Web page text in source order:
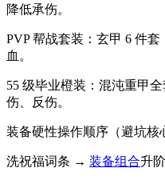
降低承伤。
PVP 帮战套装：玄甲 6 件
血。
55 级毕业橙装：混沌重甲
伤、反伤。
装备硬性操作顺序（避坑核
洗祝福词条 → 装备组合升